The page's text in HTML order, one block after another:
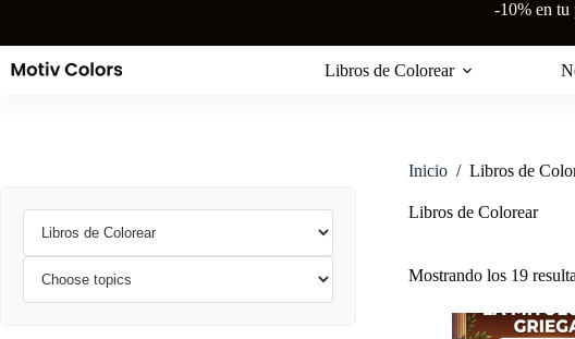
contenido
-10% en
Libros de Colorear
Inicio / Libros de
Libros de Colorear
Mostrando los 19